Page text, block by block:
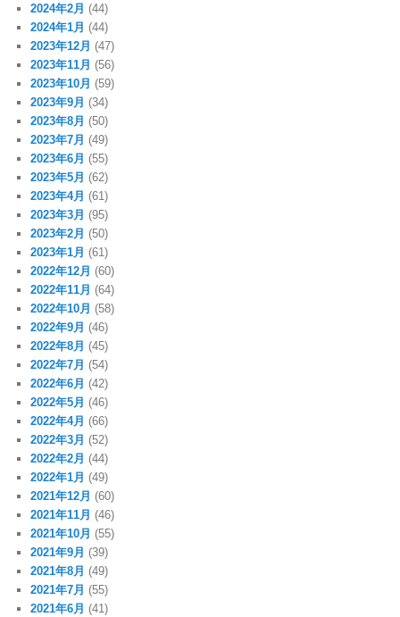
2024年2月 (44)
2024年1月 (44)
2023年12月 (47)
2023年11月 (56)
2023年10月 (59)
2023年9月 (34)
2023年8月 (50)
2023年7月 (49)
2023年6月 (55)
2023年5月 (62)
2023年4月 (61)
2023年3月 (95)
2023年2月 (50)
2023年1月 (61)
2022年12月 (60)
2022年11月 (64)
2022年10月 (58)
2022年9月 (46)
2022年8月 (45)
2022年7月 (54)
2022年6月 (42)
2022年5月 (46)
2022年4月 (66)
2022年3月 (52)
2022年2月 (44)
2022年1月 (49)
2021年12月 (60)
2021年11月 (46)
2021年10月 (55)
2021年9月 (39)
2021年8月 (49)
2021年7月 (55)
2021年6月 (41)